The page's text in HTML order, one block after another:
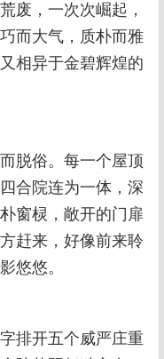
废，一次次崛起，
而大气，质朴而雅
相异于金碧辉煌的
脱俗。每一个屋顶
合院连为一体，深
窗棂，敞开的门扉
赶来，好像前来聆
悠悠。
排开五个威严庄重